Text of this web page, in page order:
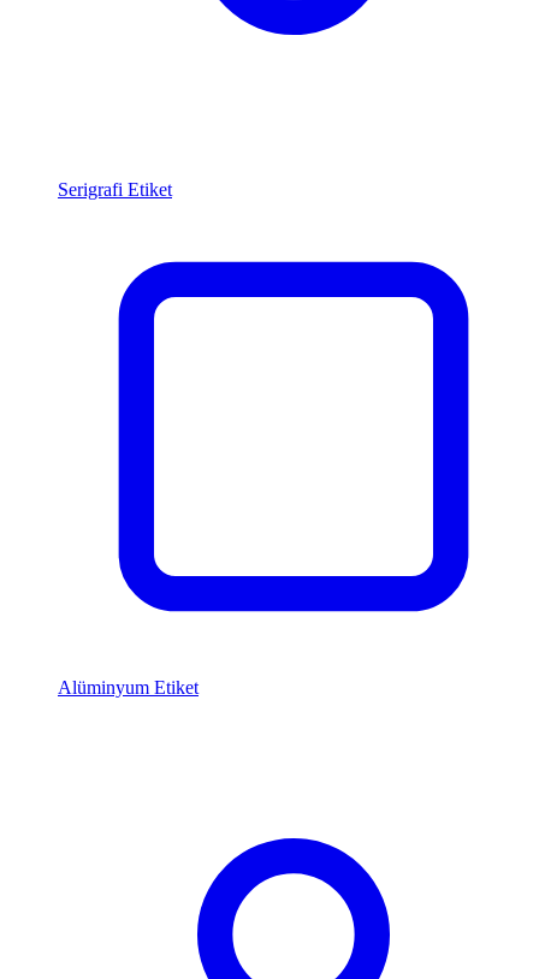
Serigrafi Etiket
Alüminyum Etiket